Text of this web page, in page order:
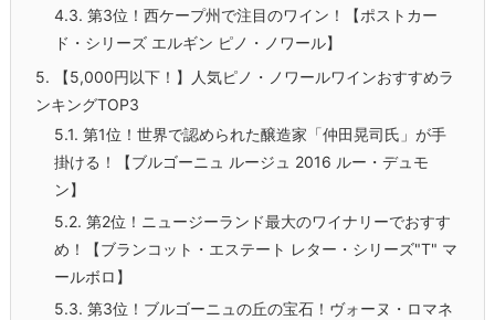
4.3. 第3位！西ケープ州で注目のワイン！【ポストカー
ド・シリーズ エルギン ピノ・ノワール】
5. 【5,000円以下！】人気ピノ・ノワールワインおすすめラ
ンキングTOP3
5.1. 第1位！世界で認められた醸造家「仲田晃司氏」が手
掛ける！【ブルゴーニュ ルージュ 2016 ルー・デュモ
ン】
5.2. 第2位！ニュージーランド最大のワイナリーでおすす
め！【ブランコット・エステート レター・シリーズ"T" マ
ールボロ】
5.3. 第3位！ブルゴーニュの丘の宝石！ヴォーヌ・ロマネ